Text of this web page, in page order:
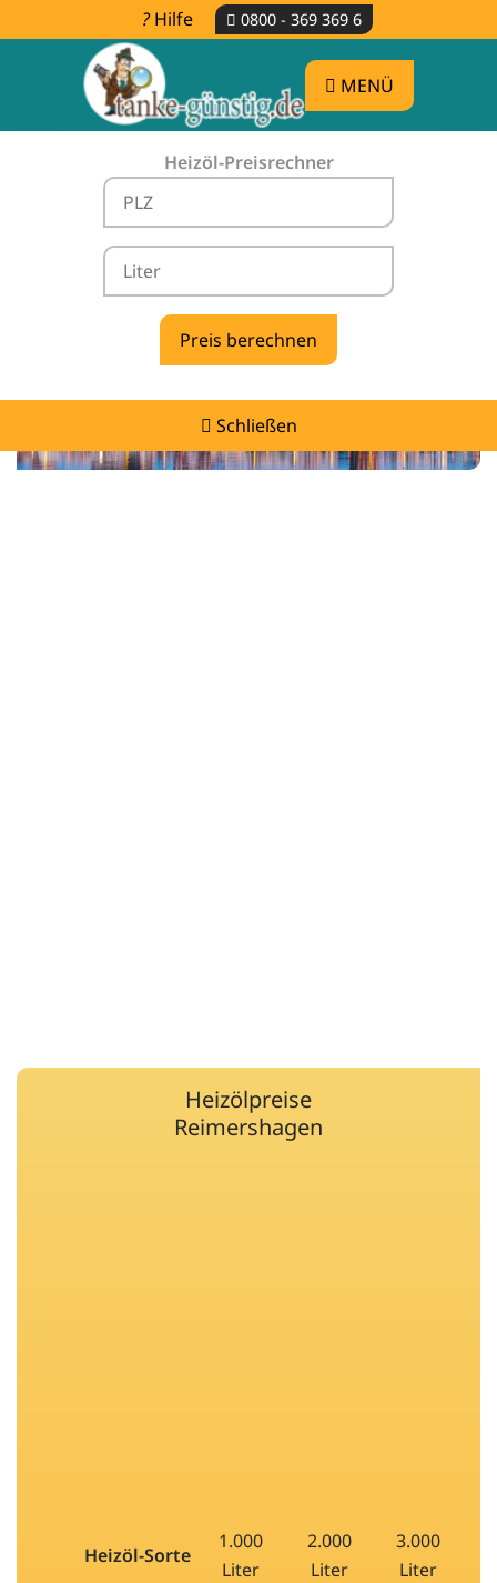
Hilfe 0800 - 369 369 6
MENÜ
Heizöl-Preisrechner
Schließen
Heizölpreise Reimershagen -
vergleichen & günstig tanken
Heizölpreise
Reimershagen
Heizöl-Sorte
1.000
Liter
2.000
Liter
3.000
Liter